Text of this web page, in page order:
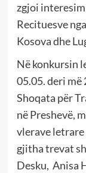
zgjoi interesim
Recituesve
Kosova dhe
Në konkursin
05.05. deri
Shoqata për
në Preshevë,
vlerave letrare
gjitha trevat
Desku, Anisa